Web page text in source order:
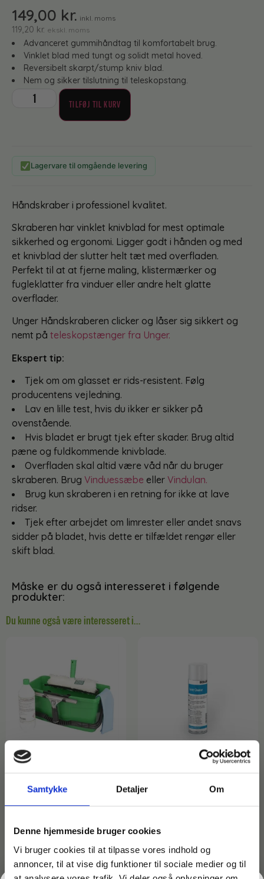
Samtykke Detaljer Om
Denne hjemmeside bruger cookies
Vi bruger cookies til at tilpasse vores indhold og
annoncer, til at vise dig funktioner til sociale medier og til
149,00 kr. inkl. moms
119,20 kr. ekskl. moms
Advanceret gummihåndtag til komfortabelt brug.
Vinklet blad med tungt og solidt metal hoved.
Reversibelt skarpt/stump kniv blad.
Nem og sikker tilslutning til teleskopstang.
TILFØJ TIL KURV
Lagervare til omgående levering
Håndskraber i professionel kvalitet.
Skraberen har vinklet knivblad for mest optimale
sikkerhed og ergonomi. Ligger godt i hånden og med
et knivblad der slutter helt tæt med overfladen.
Perfekt til at at fjerne maling, klistermærker og
fugleklatter fra vinduer eller andre helt glatte
overflader.
Unger Håndskraberen clicker og låser sig sikkert og
nemt på teleskopstænger fra Unger.
Ekspert tip:
Tjek om om glasset er rids-resistent. Følg
producentens vejledning.
Lav en lille test, hvis du ikker er sikker på
ovenstående.
Hvis bladet er brugt tjek efter skader. Brug altid
pæne og fuldkommende knivblade.
Overfladen skal altid være våd når du bruger
skraberen. Brug Vinduessæbe eller Vindulan.
Brug kun skraberen i en retning for ikke at lave
ridser.
Tjek efter arbejdet om limrester eller andet snavs
sidder på bladet, hvis dette er tilfældet rengør eller
skift blad.
Måske er du også interesseret i følgende
produkter:
Du kunne også være interesseret i…
Komplet sæt til
vinduespudsning | 25cm
449,00kr.
359,20kr. ekskl. moms
Skumrens – Ecolab Spray
Cleaner – 500 ml
89,20
På lager
Læg i kurv